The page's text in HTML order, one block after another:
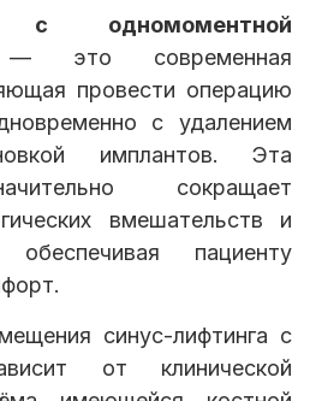
десен Капы
(16 категорий)
и франшизы (10)
База знаний Публикации
с одномоментной
это современная
провести операцию
с удалением
имплантов. Эта
сокращает
вмешательств и
пациенту
синус-лифтинга с
от клинической